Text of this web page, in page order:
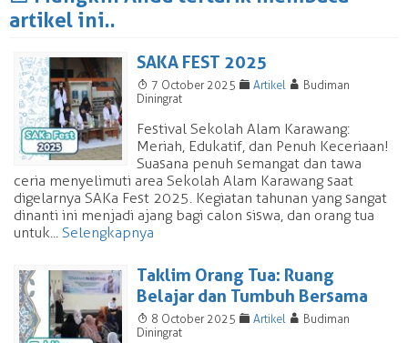
artikel ini..
SAKA FEST 2025
T 7 October 2025 F Artikel A Budiman
Diningrat
Festival Sekolah Alam Karawang:
Meriah, Edukatif, dan Penuh Keceriaan!
Suasana penuh semangat dan tawa
ceria menyelimuti area Sekolah Alam Karawang saat
digelarnya SAKa Fest 2025. Kegiatan tahunan yang sangat
dinanti ini menjadi ajang bagi calon siswa, dan orang tua
untuk... Selengkapnya
Taklim Orang Tua: Ruang
Belajar dan Tumbuh Bersama
T 8 October 2025 F Artikel A Budiman
Diningrat